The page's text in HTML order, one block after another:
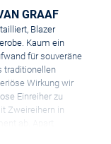
GRAAF
Blazer
Kaum ein
für souveräne
traditionellen
Wirkung wir
Einreiher zu
Zweireihern in